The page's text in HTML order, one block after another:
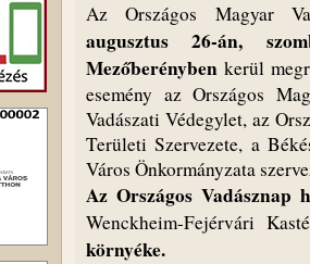
Az Országos Magyar
augusztus 26-án,
Mezőberényben kerül
esemény az Országos
Vadászati Védegylet, az
Területi Szervezete, a
Város Önkormányzata
Az Országos Vadásznap
Wenckheim-Fejérvári
környéke.